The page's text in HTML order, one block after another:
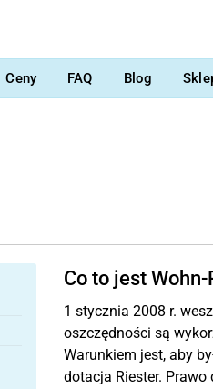
Ceny FAQ Blog
Co to jest
1 stycznia 2008 r.
oszczędności są
Warunkiem jest, aby
dotacja Riester.